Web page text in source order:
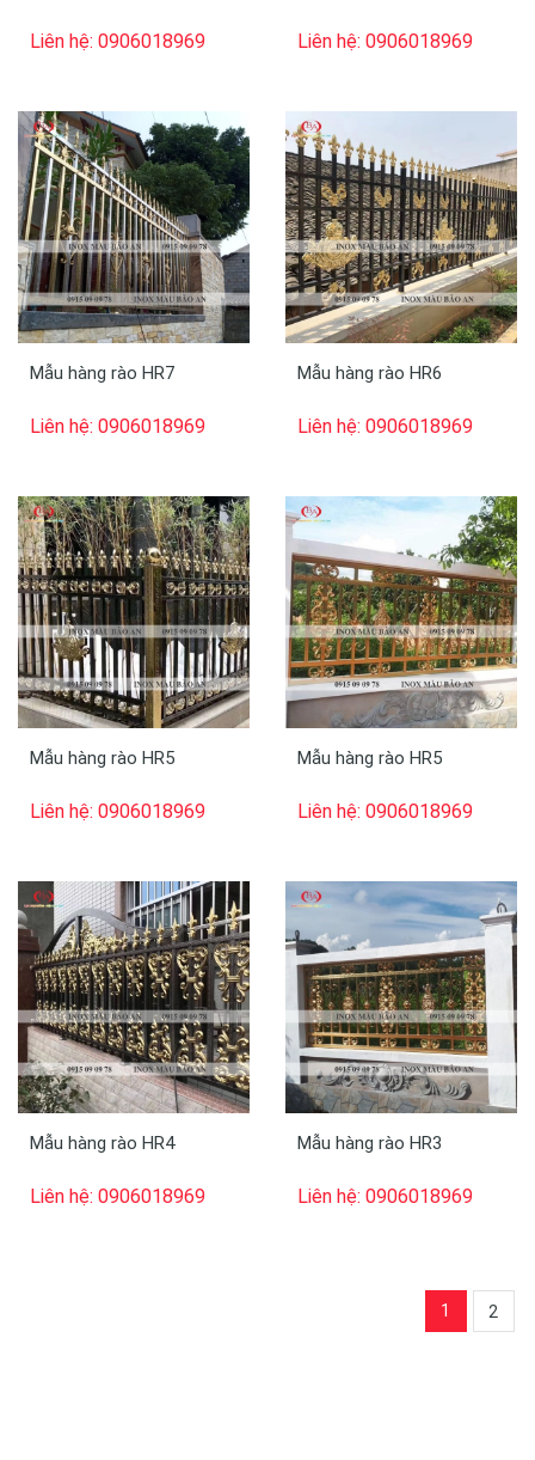
Liên hệ: 0906018969 Liên hệ: 0906018969
Mẫu hàng rào HR7
Liên hệ: 0906018969
Mẫu hàng rào HR6
Liên hệ: 0906018969
Mẫu hàng rào HR5
Liên hệ: 0906018969
Mẫu hàng rào HR5
Liên hệ: 0906018969
Mẫu hàng rào HR4
Liên hệ: 0906018969
Mẫu hàng rào HR3
Liên hệ: 0906018969
1 2